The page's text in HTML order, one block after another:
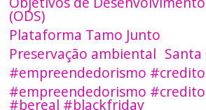
(ODS)
Plataforma Tamo Junto
Preservação ambiental Santa
#empreendedorismo
#empreendedorismo
#bereal #blackfriday